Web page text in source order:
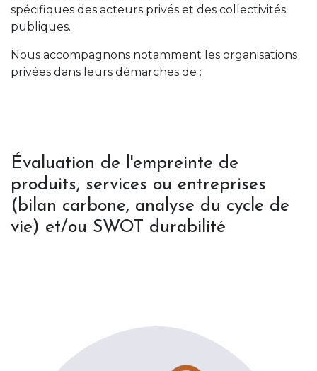
spécifiques des acteurs privés et des collectivités
publiques.
Nous accompagnons notamment les organisations
privées dans leurs démarches de :
Évaluation de l'empreinte de
produits, services ou entreprises
(bilan carbone, analyse du cycle de
vie) et/ou SWOT durabilité